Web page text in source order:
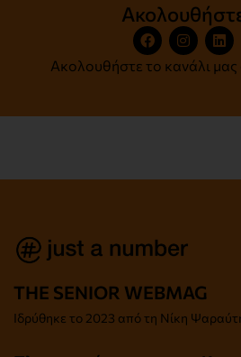
Ακολουθήστε το κανάλι
THE SENIOR WEBMAG
Iδρύθηκε το 2023 από τη Νίκη